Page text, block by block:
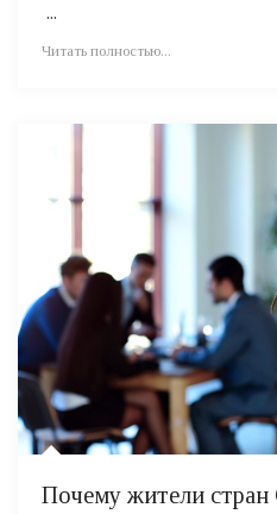
...
Читать полностью...
Почему жители